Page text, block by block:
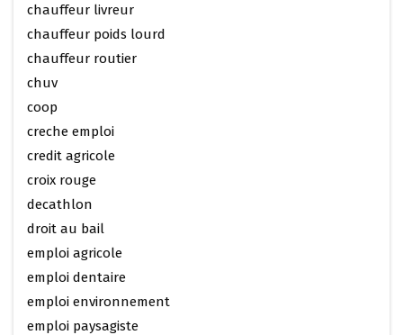
chauffeur livreur
chauffeur poids lourd
chauffeur routier
chuv
coop
creche emploi
credit agricole
croix rouge
decathlon
droit au bail
emploi agricole
emploi dentaire
emploi environnement
emploi paysagiste